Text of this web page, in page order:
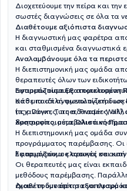
Διοχετεύουμε την πείρα και την
σωστές διαγνώσεις σε όλα τα
Διαθέτουμε αξιόπιστα
Η διαγνωστική μας φαρέτρα
και σταθμισμένα διαγνωστικά
Αναλαμβάνουμε όλα τα
Η διεπιστημονική μας ομάδα
θεραπευτές όλων των
αντιμετωπίσουμε
από μια απλή φωνολογική
(π.χ. Down, Turner, Prader-
δυστροφίες, μεταβολικά
Εφαρμόζουμε Εξατομικευμένη
Κάθε παιδί αντιμετωπίζεται
τις ανάγκες, τις αδυναμίες,
Χρησιμοποιούμε Ολιστική
Η διεπιστημονική μας ομάδα
προγράμματος παρέμβασης.
λειτουργούν ως αρωγοί σε αυτή
Εφαρμόζουμε κλασικές και
Οι θεραπευτές μας είναι
μεθόδους παρέμβασης.
έχουν τη δυνατότητα να
Διαθέτουμε άρτιο εξοπλισμό